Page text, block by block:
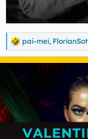
R
e
a
o
n
e
pai-mei,